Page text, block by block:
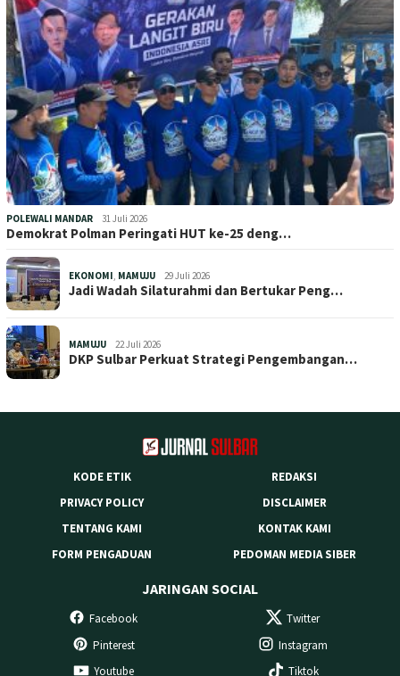
POLEWALI MANDAR 31 Juli 2026
Demokrat Polman Peringati HUT ke-25 deng…
EKONOMI, MAMUJU 29 Juli 2026
Jadi Wadah Silaturahmi dan Bertukar Peng…
MAMUJU 22 Juli 2026
DKP Sulbar Perkuat Strategi Pengembangan…
KODE ETIK
REDAKSI
PRIVACY POLICY
DISCLAIMER
TENTANG KAMI
KONTAK KAMI
FORM PENGADUAN
PEDOMAN MEDIA SIBER
JARINGAN SOCIAL
Facebook
Twitter
Pinterest
Instagram
Youtube
Tiktok